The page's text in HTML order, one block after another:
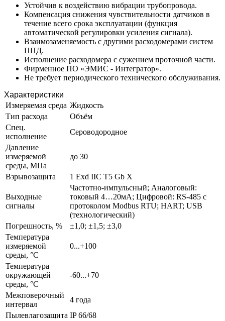
Устойчив к воздействию вибрации трубопровода.
Компенсация снижения чувствительности датчиков в
течение всего срока эксплуатации (функция
автоматической регулировки усиления сигнала).
Взаимозаменяемость с другими расходомерами систем
ППД.
Исполнение расходомера с сужением проточной части.
Фирменное ПО «ЭМИС - Интегратор».
Не требует периодического технического обслуживания.
Характеристики
Измеряемая среда Жидкость
Тип расхода
Объём
Спец.
исполнение
Сероводородное
Давление
измеряемой
среды, МПа
до 30
Взрывозащита 1 Exd IIC T5 Gb X
Выходные
сигналы
Частотно-импульсный; Аналоговый:
токовый 4…20мА; Цифровой: RS-485 с
протоколом Modbus RTU; HART; USB
(технологический)
Погрешность, %
±1,0; ±1,5; ±3,0
Температура
измеряемой
среды, °С
0...+100
Температура
окружающей
среды, °С
-60...+70
Межповерочный
интервал
4 года
Пылевлагозащита IP 66/68